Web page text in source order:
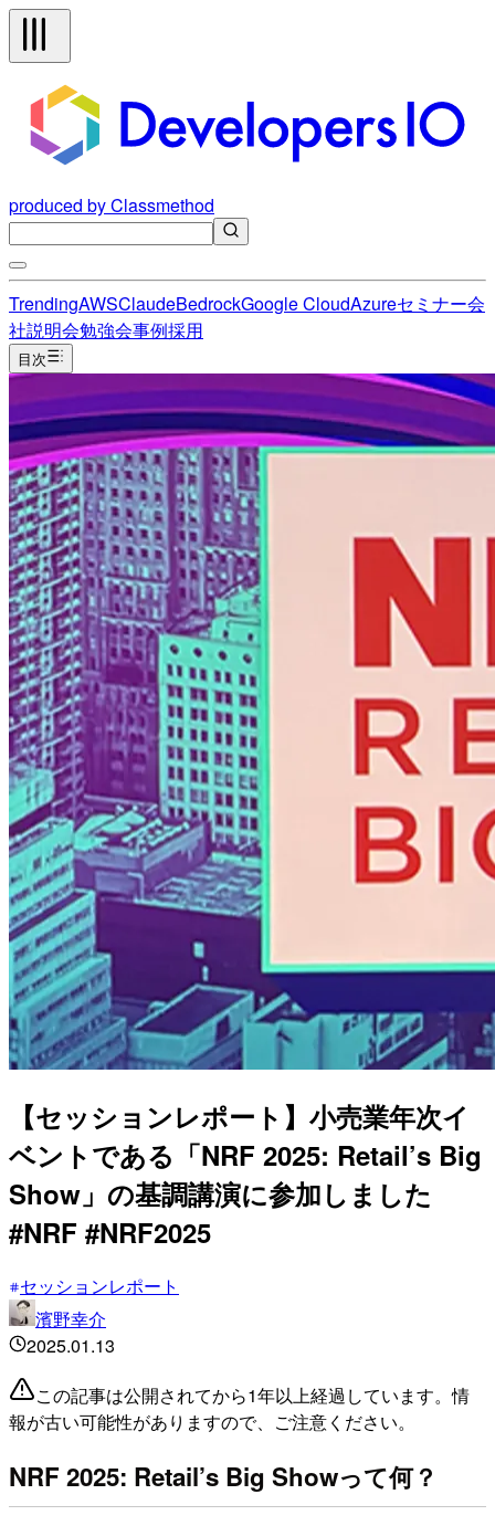
produced by Classmethod
TrendingAWSClaudeBedrockGoogle CloudAzureセミナー会
社説明会勉強会事例採用
目次
【セッションレポート】小売業年次イ
ベントである「NRF 2025: Retail’s Big
Show」の基調講演に参加しました
#NRF #NRF2025
セッションレポート
濱野幸介
2025.01.13
この記事は公開されてから1年以上経過しています。情
報が古い可能性がありますので、ご注意ください。
NRF 2025: Retail’s Big Showって何？